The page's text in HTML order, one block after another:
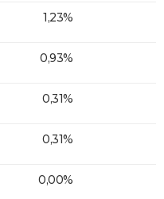
1,23%
0,93%
0,31%
0,31%
0,00%